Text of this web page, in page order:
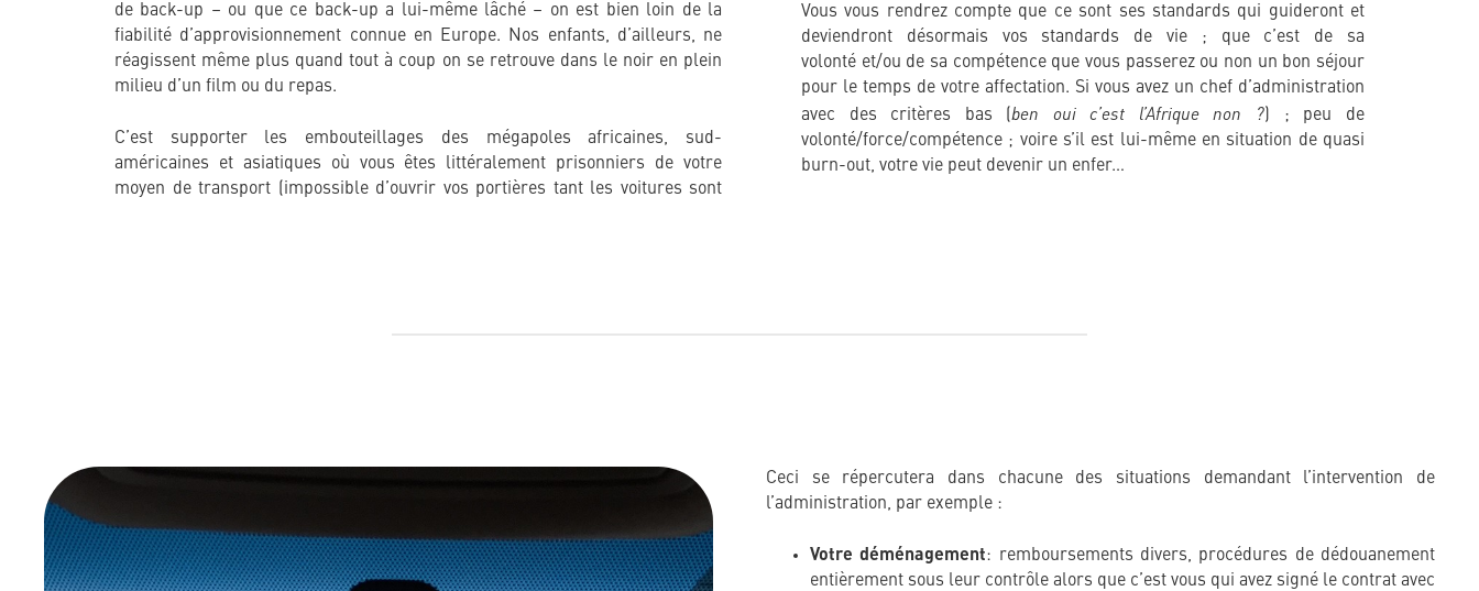
de back-up – ou que ce back-up a lui-même lâché – on est bien loin de la
fiabilité d’approvisionnement connue en Europe. Nos enfants, d’ailleurs, ne
réagissent même plus quand tout à coup on se retrouve dans le noir en plein
milieu d’un film ou du repas.
C’est supporter les embouteillages des mégapoles africaines, sud-
américaines et asiatiques où vous êtes littéralement prisonniers de votre
moyen de transport (impossible d’ouvrir vos portières tant les voitures sont
Vous vous rendrez compte que ce sont ses standards qui guideront et
deviendront désormais vos standards de vie ; que c’est de sa
volonté et/ou de sa compétence que vous passerez ou non un bon séjour
pour le temps de votre affectation. Si vous avez un chef d’administration
avec des critères bas (ben oui c’est l’Afrique non ?) ; peu de
volonté/force/compétence ; voire s’il est lui-même en situation de quasi
burn-out, votre vie peut devenir un enfer…
Ceci se répercutera dans chacune des situations demandant l’intervention de
l’administration, par exemple :
Votre déménagement: remboursements divers, procédures de dédouanement
entièrement sous leur contrôle alors que c’est vous qui avez signé le contrat avec